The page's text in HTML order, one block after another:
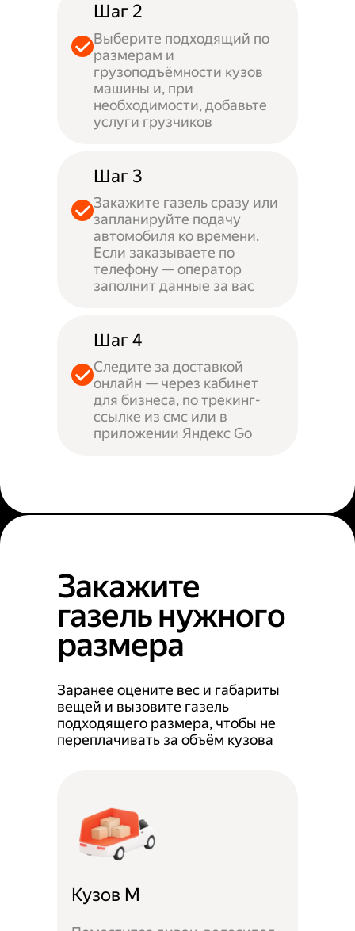
Шаг 2
Выберите подходящий по
размерам и
грузоподъёмности кузов
машины и, при
необходимости, добавьте
услуги грузчиков
Шаг 3
Закажите газель сразу или
запланируйте подачу
автомобиля ко времени.
Если заказываете по
телефону — оператор
заполнит данные за вас
Шаг 4
Следите за доставкой
онлайн — через кабинет
для бизнеса, по трекинг-
ссылке из смс или в
приложении Яндекс Go
Закажите
газель нужного
размера
Заранее оцените вес и габариты
вещей и вызовите газель
подходящего размера, чтобы не
переплачивать за объём кузова
Кузов M